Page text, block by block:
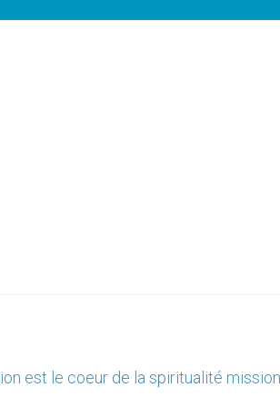
est le coeur de la spiritualité